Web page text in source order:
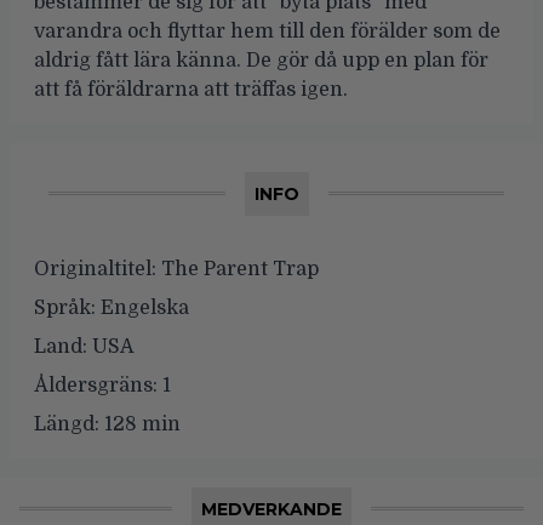
varandra och flyttar hem till den förälder som de
aldrig fått lära känna. De gör då upp en plan för
att få föräldrarna att träffas igen.
INFO
Originaltitel: The Parent Trap
Språk: Engelska
Land: USA
Åldersgräns: 1
Längd: 128 min
MEDVERKANDE